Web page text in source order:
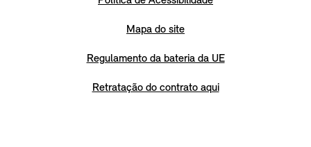
Mapa do site
Regulamento da bateria da UE
Retratação do contrato aqui